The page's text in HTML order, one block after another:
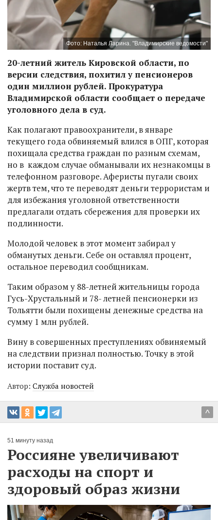
Фото: Наталья Ларина. "Владимирские ведомости"
20-летний житель Кировской области, по
версии следствия, похитил у пенсионеров
один миллион рублей. Прокуратура
Владимирской области сообщает о передаче
уголовного дела в суд.
Как полагают правоохранители, в январе
текущего года обвиняемый влился в ОПГ, которая
похищала средства граждан по разным схемам,
но в каждом случае обманывали их незнакомцы в
телефонном разговоре. Аферисты пугали своих
жертв тем, что те переводят деньги террористам и
для избежания уголовной ответственности
предлагали отдать сбережения для проверки их
подлинности.
Молодой человек в этот момент забирал у
обманутых деньги. Себе он оставлял процент,
остальное переводил сообщникам.
Таким образом у 88-летней жительницы города
Гусь-Хрустальный и 78- летней пенсионерки из
Тольятти были похищены денежные средства на
сумму 1 млн рублей.
Вину в совершенных преступлениях обвиняемый
на следствии признал полностью. Точку в этой
истории поставит суд.
Автор: Служба новостей
^
51 минуту назад
Россияне увеличивают
расходы на спорт и
здоровый образ жизни